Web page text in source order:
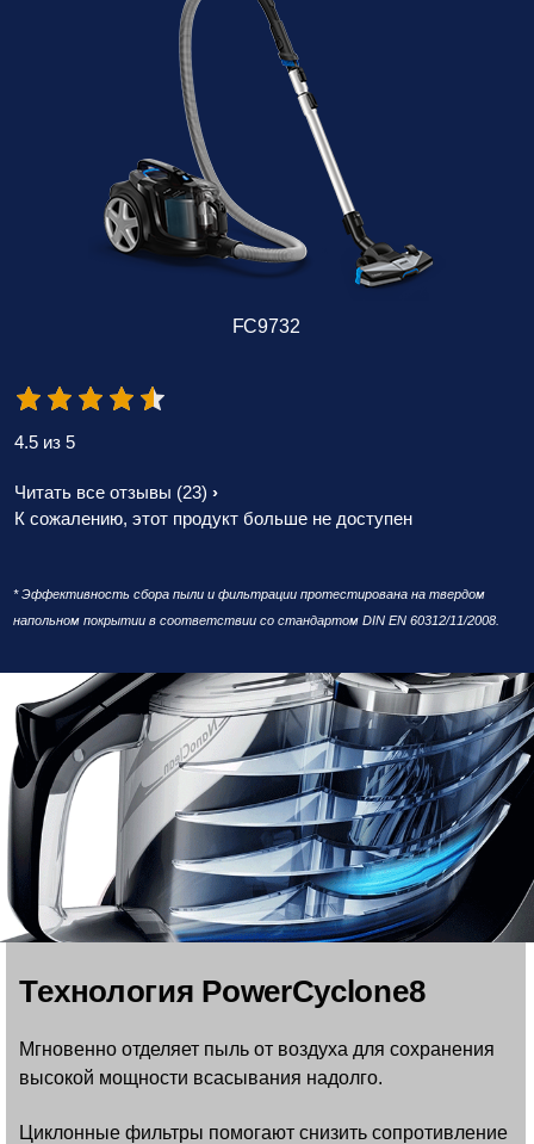
FC9732
4.5 из 5
Читать все отзывы (23)
К сожалению, этот продукт больше не доступен
* Эффективность сбора пыли и фильтрации протестирована на твердом
напольном покрытии в соответствии со стандартом DIN EN 60312/11/2008.
Технология PowerCyclone8
Мгновенно отделяет пыль от воздуха для сохранения
высокой мощности всасывания надолго.
Циклонные фильтры помогают снизить сопротивление